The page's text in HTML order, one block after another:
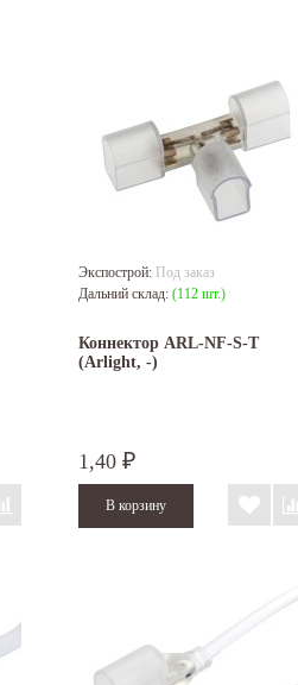
Экспострой: Под заказ
Дальний склад: (112 шт.)
Коннектор ARL-NF-S-T
(Arlight, -)
1,40 ₽